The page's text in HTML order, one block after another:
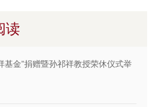
读
基金”捐赠暨孙祁祥教授荣休仪式举